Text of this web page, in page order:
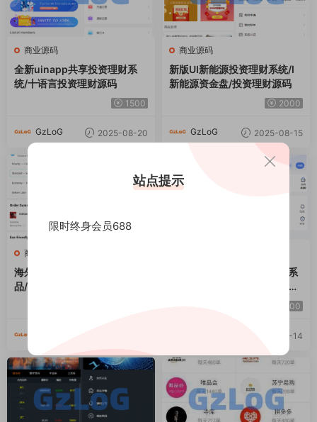
商业源码
全新uinapp共享投资理财系
统/十语言投资理财源码
1500
GzLoG 2025-08-20
商业源码
新版UI新能源投资理财系统/I
新能源资金盘/投资理财源码
2000
GzLoG 2025-08-15
商业源码
海外外卖代付系统/自定义商
品/前端uniapp
多语言亚马逊自动抓取订单系
统/返佣系统/叠加组/电商抢单
3000
2025-04-14
站点提示
限时终身会员688